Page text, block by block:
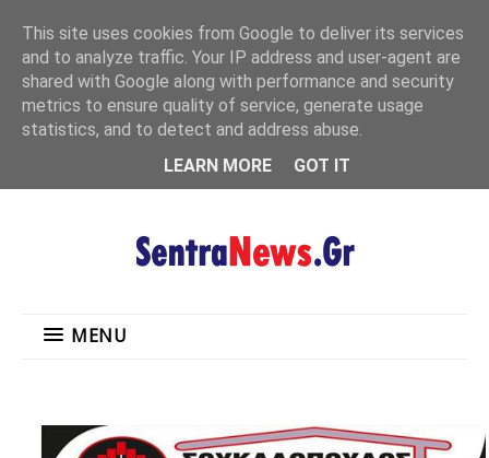
MENU
MENU
This site uses cookies from Google to deliver its services
and to analyze traffic. Your IP address and user-agent are
shared with Google along with performance and security
metrics to ensure quality of service, generate usage
statistics, and to detect and address abuse.
LEARN MORE
GOT IT